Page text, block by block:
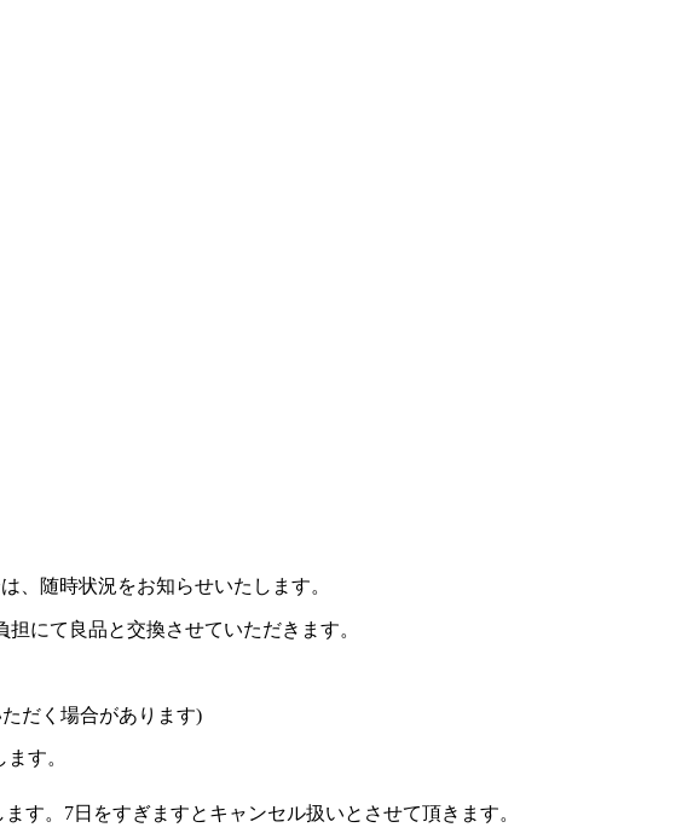
、随時状況をお知らせいたします。
にて良品と交換させていただきます。
だく場合があります)
す。
す。7日をすぎますとキャンセル扱いとさせて頂きます。